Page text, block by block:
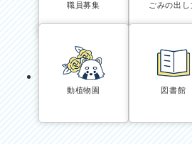
職員募集 ごみの出し
動植物園 図書館